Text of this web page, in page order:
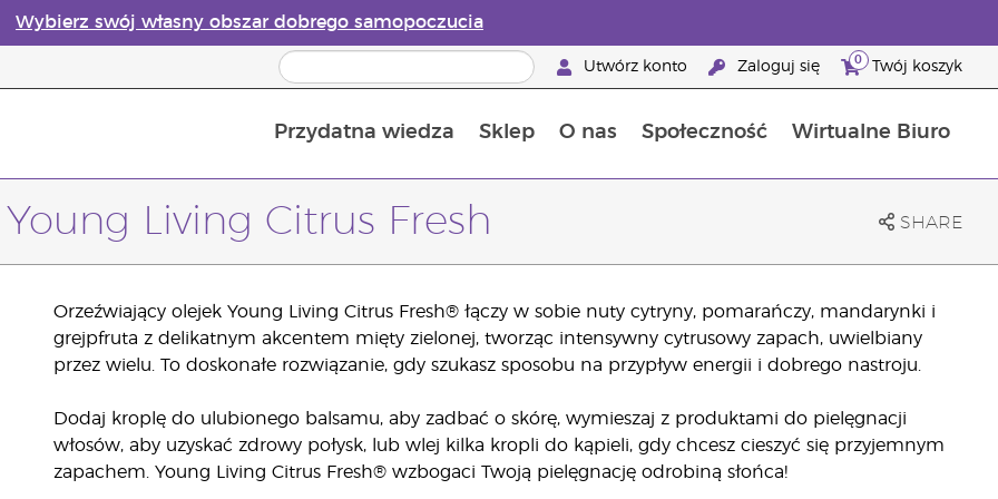
Wybierz swój własny obszar dobrego samopoczucia
Utwórz konto Zaloguj się 0 Twój koszyk
Przydatna wiedza Sklep O nas Społeczność Wirtualne Biuro
Young Living Citrus Fresh SHARE
Orzeźwiający olejek Young Living Citrus Fresh® łączy w sobie nuty cytryny, pomarańczy, mandarynki i
grejpfruta z delikatnym akcentem mięty zielonej, tworząc intensywny cytrusowy zapach, uwielbiany
przez wielu. To doskonałe rozwiązanie, gdy szukasz sposobu na przypływ energii i dobrego nastroju.
Dodaj kroplę do ulubionego balsamu, aby zadbać o skórę, wymieszaj z produktami do pielęgnacji
włosów, aby uzyskać zdrowy połysk, lub wlej kilka kropli do kąpieli, gdy chcesz cieszyć się przyjemnym
zapachem. Young Living Citrus Fresh® wzbogaci Twoją pielęgnację odrobiną słońca!